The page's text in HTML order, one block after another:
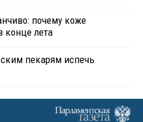
почему коже
конце лета
пекарям испечь